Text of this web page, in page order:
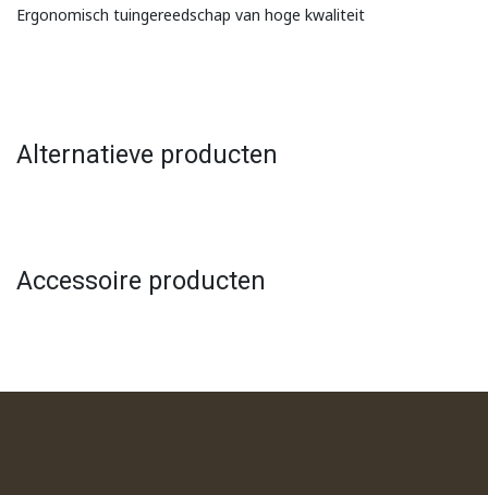
Ergonomisch tuingereedschap van hoge kwaliteit
Alternatieve producten
Accessoire producten